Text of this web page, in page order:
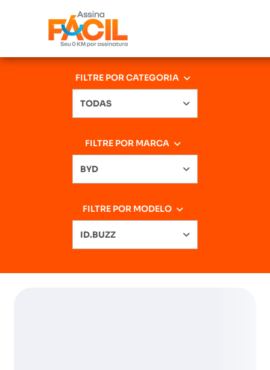
FILTRE POR CATEGORIA
TODAS
FILTRE POR MARCA
BYD
FILTRE POR MODELO
ID.BUZZ